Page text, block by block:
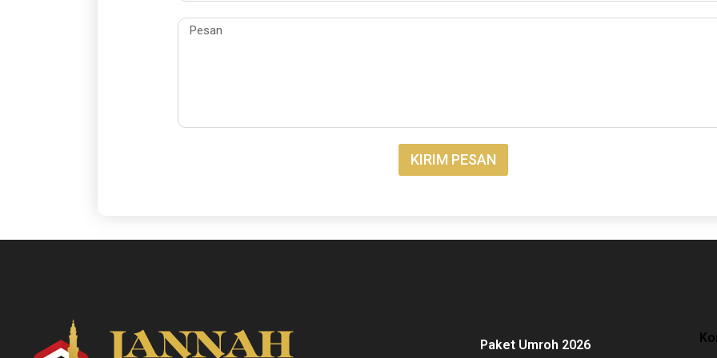
KIRIM PESAN
Paket Umroh 2026